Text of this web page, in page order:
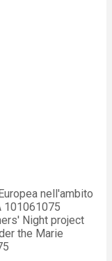
nell'ambito
101061075
Night project
the Marie